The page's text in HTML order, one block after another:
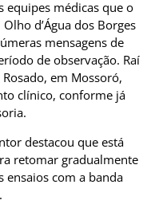
equipes médicas que o
d’Água dos Borges
mensagens de
de observação. Raí
em Mossoró,
clínico, conforme já
destacou que está
retomar gradualmente
ensaios com a banda